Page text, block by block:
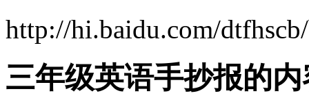
http://hi.baidu.com/
三年级英语手抄报的内